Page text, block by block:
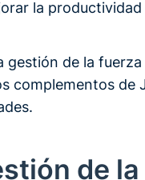
la productividad
gestión de la fuerza
complementos de
de la